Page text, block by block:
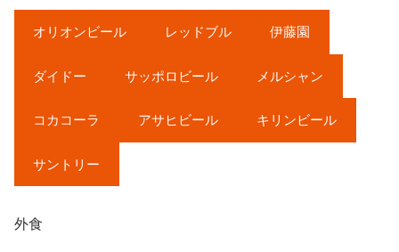
オリオンビール レッドブル 伊藤園
ダイドー サッポロビール メルシャン
コカコーラ アサヒビール キリンビール
サントリー
外食